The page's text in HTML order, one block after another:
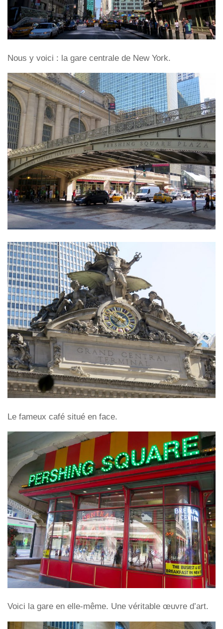
Nous y voici : la gare centrale de New York.
Le fameux café situé en face.
Voici la gare en elle-même. Une véritable œuvre d’art.